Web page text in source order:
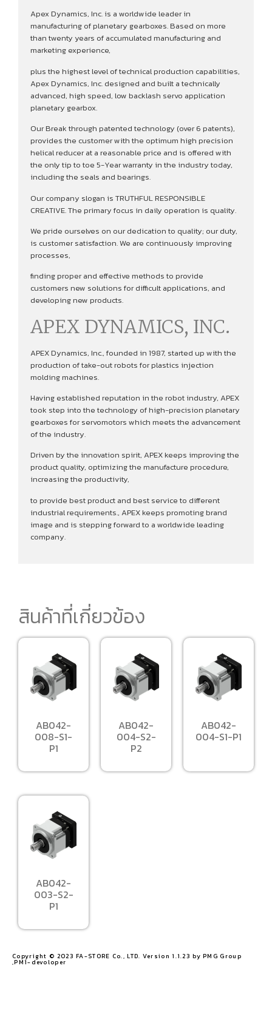
Apex Dynamics, Inc. is a worldwide leader in
manufacturing of planetary gearboxes. Based on more
than twenty years of accumulated manufacturing and
marketing experience,
plus the highest level of technical production capabilities,
Apex Dynamics, Inc. designed and built a technically
advanced, high speed, low backlash servo application
planetary gearbox.
Our Break through patented technology (over 6 patents),
provides the customer with the optimum high precision
helical reducer at a reasonable price and is offered with
the only tip to toe 5-Year warranty in the industry today,
including the seals and bearings.
Our company slogan is TRUTHFUL RESPONSIBLE
CREATIVE. The primary focus in daily operation is quality.
We pride ourselves on our dedication to quality; our duty,
is customer satisfaction. We are continuously improving
processes,
finding proper and effective methods to provide
customers new solutions for difficult applications, and
developing new products.
APEX DYNAMICS, INC.
APEX Dynamics, Inc., founded in 1987, started up with the
production of take-out robots for plastics injection
molding machines.
Having established reputation in the robot industry, APEX
took step into the technology of high-precision planetary
gearboxes for servomotors which meets the advancement
of the industry.
Driven by the innovation spirit, APEX keeps improving the
product quality, optimizing the manufacture procedure,
increasing the productivity,
to provide best product and best service to different
industrial requirements., APEX keeps promoting brand
image and is stepping forward to a worldwide leading
company.
สินค้าที่เกี่ยวข้อง
AB042-
008-S1-
P1
AB042-
004-S2-
P2
AB042-
004-S1-P1
AB042-
003-S2-
P1
Copyright © 2023 FA-STORE Co., LTD. Version 1.1.23 by PMG Group
,PM1-devoloper​